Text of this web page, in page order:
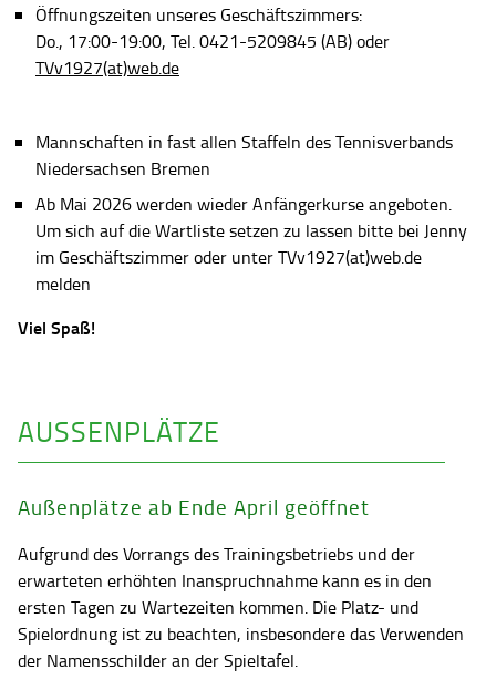
Öffnungszeiten unseres Geschäftszimmers:
Do., 17:00-19:00, Tel. 0421-5209845 (AB) oder
TVv1927(at)web.de
Mannschaften in fast allen Staffeln des Tennisverbands
Niedersachsen Bremen
Ab Mai 2026 werden wieder Anfängerkurse angeboten.
Um sich auf die Wartliste setzen zu lassen bitte bei Jenny
im Geschäftszimmer oder unter TVv1927(at)web.de
melden
Viel Spaß!
AUSSENPLÄTZE
Außenplätze ab Ende April geöffnet
Aufgrund des Vorrangs des Trainingsbetriebs und der
erwarteten erhöhten Inanspruchnahme kann es in den
ersten Tagen zu Wartezeiten kommen. Die Platz- und
Spielordnung ist zu beachten, insbesondere das Verwenden
der Namensschilder an der Spieltafel.